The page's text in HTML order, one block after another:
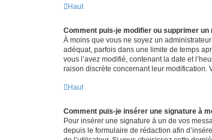
Haut
Comment puis-je modifier ou supprimer un
À moins que vous ne soyez un
adéquat, parfois dans une limite de temps
vous l’avez modifié, contenant la date et
raison discrète concernant leur modification.
Haut
Comment puis-je insérer une signature à
Pour insérer une signature à un de vos
depuis le formulaire de rédaction afin